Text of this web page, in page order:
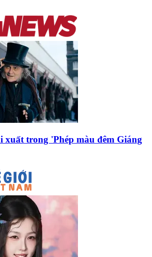
xuất trong 'Phép màu đêm Giáng